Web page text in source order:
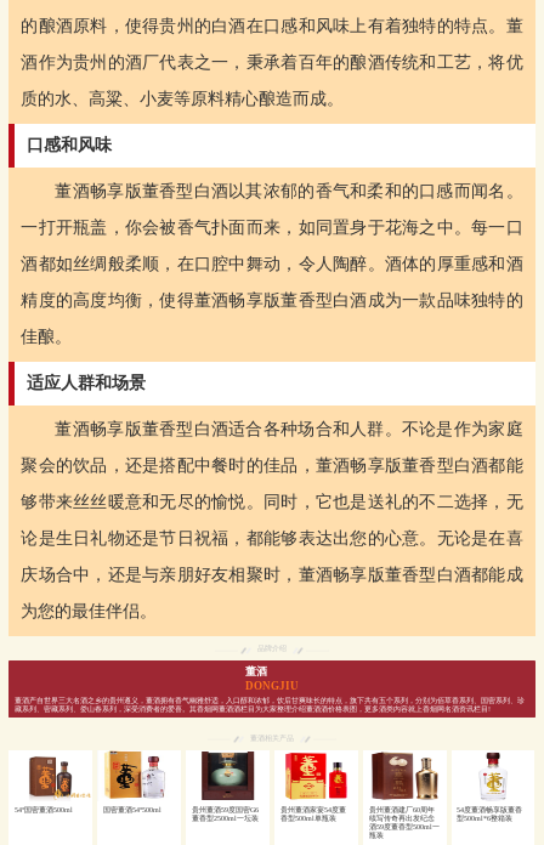
的酿酒原料，使得贵州的白酒在口感和风味上有着独特的特点。董
酒作为贵州的酒厂代表之一，秉承着百年的酿酒传统和工艺，将优
质的水、高粱、小麦等原料精心酿造而成。
口感和风味
董酒畅享版董香型白酒以其浓郁的香气和柔和的口感而闻名。
一打开瓶盖，你会被香气扑面而来，如同置身于花海之中。每一口
酒都如丝绸般柔顺，在口腔中舞动，令人陶醉。酒体的厚重感和酒
精度的高度均衡，使得董酒畅享版董香型白酒成为一款品味独特的
佳酿。
适应人群和场景
董酒畅享版董香型白酒适合各种场合和人群。不论是作为家庭
聚会的饮品，还是搭配中餐时的佳品，董酒畅享版董香型白酒都能
够带来丝丝暖意和无尽的愉悦。同时，它也是送礼的不二选择，无
论是生日礼物还是节日祝福，都能够表达出您的心意。无论是在喜
庆场合中，还是与亲朋好友相聚时，董酒畅享版董香型白酒都能成
为您的最佳伴侣。
品牌介绍
董酒
DONGJIU
董酒产自世界三大名酒之乡的贵州遵义，董酒拥有香气幽雅舒适，入口醇和浓郁，饮后甘爽味长的特点，旗下共有五个系列，分别为佰草香系列、国密系列、珍
藏系列、密藏系列、娄山春系列，深受消费者的爱喜。其香烟网董酒酒栏目为大家整理介绍董酒酒价格表图，更多酒类内容就上香烟网名酒资讯栏目!
董酒相关产品
54°国密董酒500ml 国密董酒54°500ml
贵州董酒59度国密G6
董香型2500ml一坛装
贵州董酒家宴54度董
香型500ml单瓶装
贵州董酒建厂60周年
续写传奇再出发纪念
酒59度董香型500ml一
瓶装
54度董酒畅享版董香
型500ml*6整箱装